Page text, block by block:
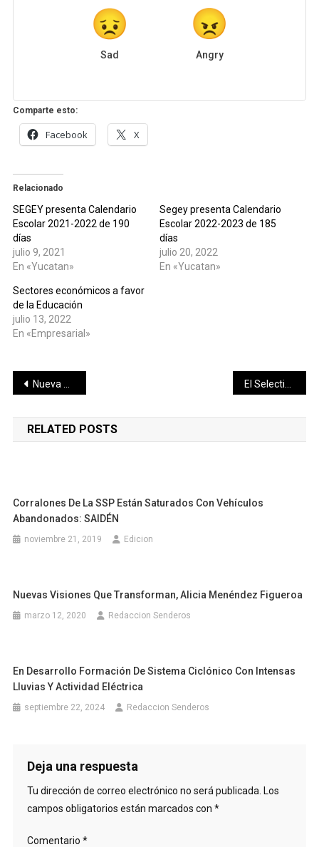
Sad Angry
Comparte esto:
Facebook X
Relacionado
SEGEY presenta Calendario
Escolar ‪2021-2022‬ de 190
días
julio 9, 2021
En «Yucatan»
Segey presenta Calendario
Escolar 2022-2023 de 185
días
julio 20, 2022
En «Yucatan»
Sectores económicos a favor
de la Educación
julio 13, 2022
En «Empresarial»
Navegación
de
entradas
Nueva Alianza Yucatán registra a sus Candidatos por Mérida
RELATED POSTS
Corralones De La SSP Están Saturados Con Vehículos
Abandonados: SAIDÉN
noviembre 21, 2019 Edicion
Nuevas Visiones Que Transforman, Alicia Menéndez Figueroa
marzo 12, 2020 Redaccion Senderos
En Desarrollo Formación De Sistema Ciclónico Con Intensas
Lluvias Y Actividad Eléctrica
septiembre 22, 2024 Redaccion Senderos
Deja una respuesta
Tu dirección de correo electrónico no será publicada. Los
campos obligatorios están marcados con *
Comentario *